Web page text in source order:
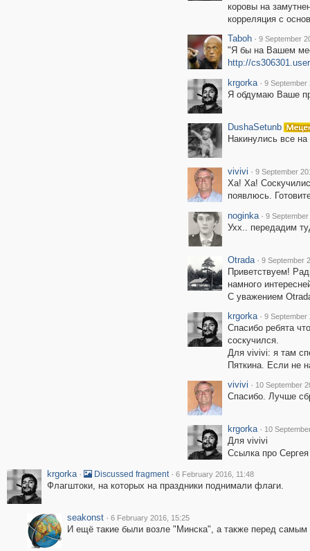
коровы на
корреляция с
Taboh · 9 September
"Я бы на Вашем
http://
krgorka · 9 September
Я обдумаю Ваше
DushaSetunb
Накинулись все
vivivi · 9 September
Ха! Ха!
появлюсь.
noginka · 9
Ухх.. передадим
Otrada · 9 September
Приветствуем!
намного
С уважением
krgorka · 9 September
Спасибо ребята
соскучился.
Для vivivi: я там
Пяткина. Если не
vivivi · 10 September
Спасибо. Лучше
krgorka · 10
Для vivivi
Ссылка про
krgorka · Discussed fragment · 6 February 2016, 11:48
Флагштоки, на которых на праздники поднимали флаги.
seakonst · 6 February 2016, 15:25
И ещё такие были возле "Минска", а также перед